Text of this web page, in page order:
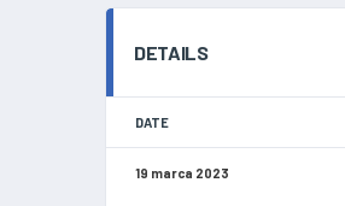
DETAILS
DATE
19 marca 2023